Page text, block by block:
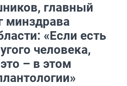
главный
минздрава
«Если есть
человека,
– в этом